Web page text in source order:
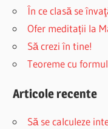
În ce clasă se
Ofer meditații la
Să crezi în tine!
Teoreme cu
Articole recente
Să se calculeze